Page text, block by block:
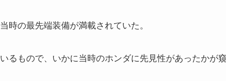
時の最先端装備が満載されていた。
るもので、いかに当時のホンダに先見性があったかが